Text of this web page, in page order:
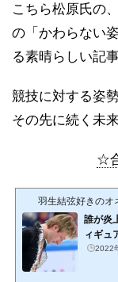
こちら松原氏の
の「かわらない
る素晴らしい記事
競技に対する姿
その先に続く未
☆
羽生結弦好きのオ
誰が炎
ィギュ
2022